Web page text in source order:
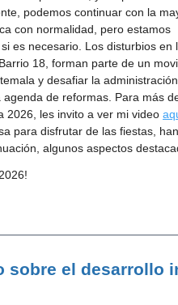
podemos continuar con la
con normalidad, pero estamos
es necesario. Los disturbios en
18, forman parte de un
y desafiar la
de reformas. Para más
2026, les invito a ver mi video
para disfrutar de las fiestas,
algunos aspectos
sobre el desarrollo